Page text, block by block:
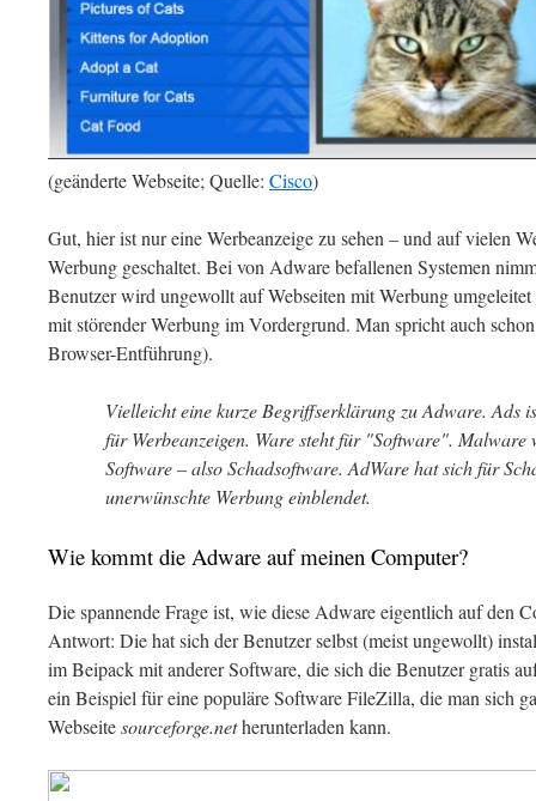
(geänderte Webseite; Quelle: Cisco)
Gut, hier ist nur eine Werbeanzeige zu sehen – und auf vielen
Werbung geschaltet. Bei von Adware befallenen Systemen
Benutzer wird ungewollt auf Webseiten mit Werbung
mit störender Werbung im Vordergrund. Man spricht auch
Browser-Entführung).
Vielleicht eine kurze Begriffserklärung zu Adware. Ads
für Werbeanzeigen. Ware steht für "Software". Malware
Software – also Schadsoftware. AdWare hat sich für
unerwünschte Werbung einblendet.
Wie kommt die Adware auf meinen Computer?
Die spannende Frage ist, wie diese Adware eigentlich auf den
Antwort: Die hat sich der Benutzer selbst (meist ungewollt)
im Beipack mit anderer Software, die sich die Benutzer gratis
ein Beispiel für eine populäre Software FileZilla, die man sich
Webseitesourceforge.netherunterladen kann.